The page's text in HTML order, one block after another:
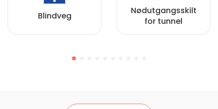
Blindveg
Nødutgangsskilt
for tunnel